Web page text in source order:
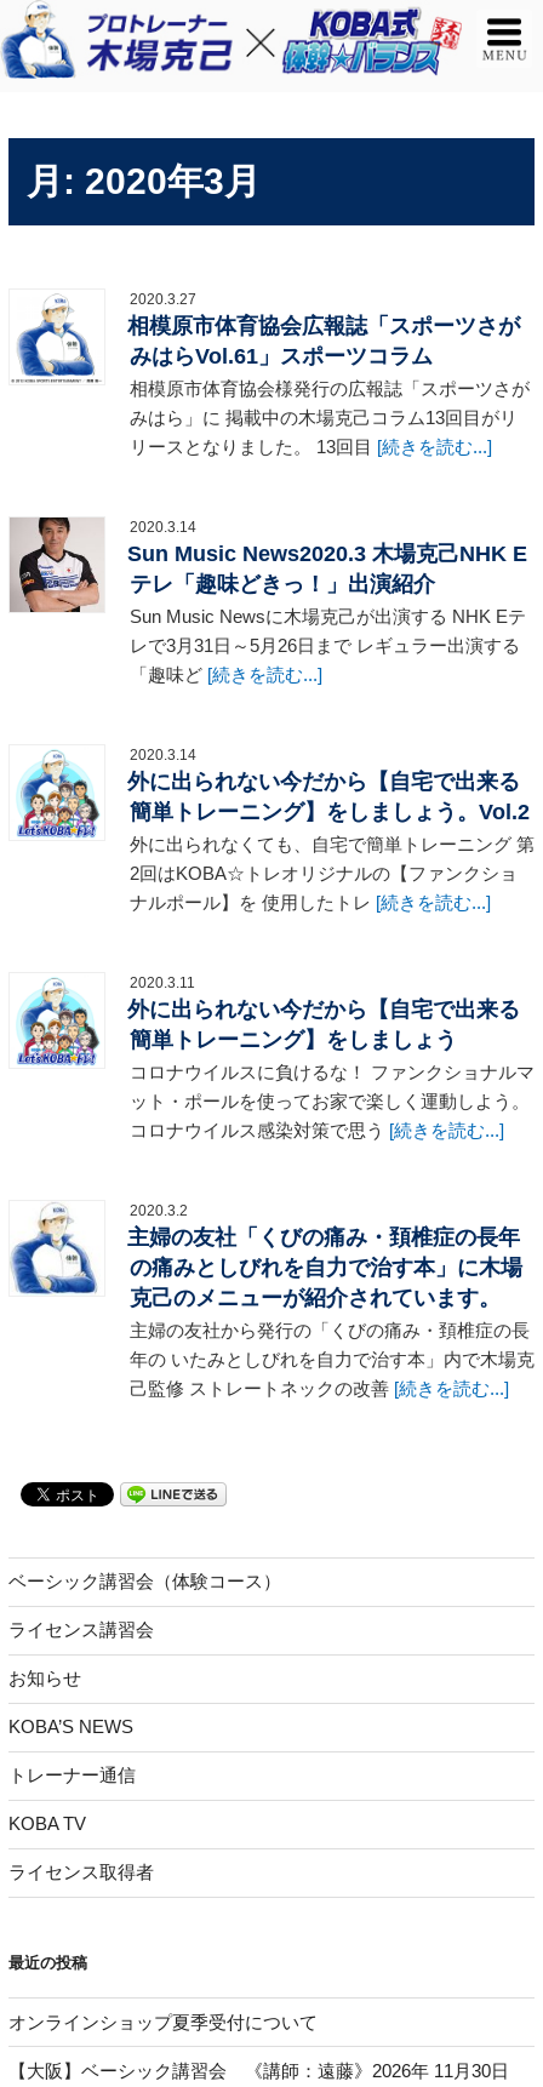
月: 2020年3月
2020.3.27
相模原市体育協会広報誌「スポーツさが
みはらVol.61」スポーツコラム
相模原市体育協会様発行の広報誌「スポーツさが
みはら」に 掲載中の木場克己コラム13回目がリ
リースとなりました。 13回目 [続きを読む...]
2020.3.14
Sun Music News2020.3 木場克己NHK E
テレ「趣味どきっ！」出演紹介
Sun Music Newsに木場克己が出演する NHK Eテ
レで3月31日～5月26日まで レギュラー出演する
「趣味ど[続きを読む...]
2020.3.14
外に出られない今だから【自宅で出来る
簡単トレーニング】をしましょう。Vol.2
外に出られなくても、自宅で簡単トレーニング 第
2回はKOBA☆トレオリジナルの【ファンクショ
ナルポール】を 使用したトレ [続きを読む...]
2020.3.11
外に出られない今だから【自宅で出来る
簡単トレーニング】をしましょう
コロナウイルスに負けるな！ ファンクショナルマ
ット・ポールを使ってお家で楽しく運動しよう。
コロナウイルス感染対策で思う [続きを読む...]
2020.3.2
主婦の友社「くびの痛み・頚椎症の長年
の痛みとしびれを自力で治す本」に木場
克己のメニューが紹介されています。
主婦の友社から発行の「くびの痛み・頚椎症の長
年の いたみとしびれを自力で治す本」内で木場克
己監修 ストレートネックの改善[続きを読む...]
ベーシック講習会（体験コース）
ライセンス講習会
お知らせ
KOBA’S NEWS
トレーナー通信
KOBA TV
ライセンス取得者
最近の投稿
オンラインショップ夏季受付について
【大阪】ベーシック講習会 《講師：遠藤》2026年 11月30日